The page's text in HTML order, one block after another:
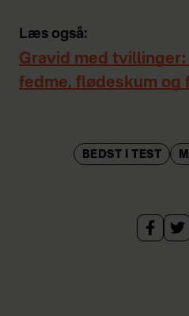
Læs også:
Gravid med
fedme, flødeskum og
BEDST I TEST